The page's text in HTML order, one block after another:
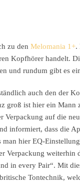
zu den Melomania 1+.
Kopfhörer handelt.
und rundum gibt es
auch den der
groß ist hier ein Mann
Verpackung auf die
informiert, dass die
hier EQ-
Verpackung weiterhin
in every Pair“. Mit
Tontechnik,